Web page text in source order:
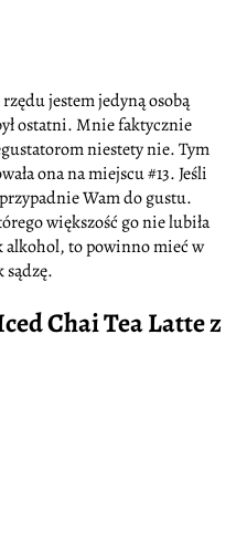
jestem jedyną osobą
ostatni. Mnie faktycznie
niestety nie. Tym
ona na miejscu #13. Jeśli
Wam do gustu.
większość go nie lubiła
alkohol, to powinno mieć w
sądzę.
Chai Tea Latte z